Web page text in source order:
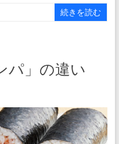
続きを読む
パ」の違い